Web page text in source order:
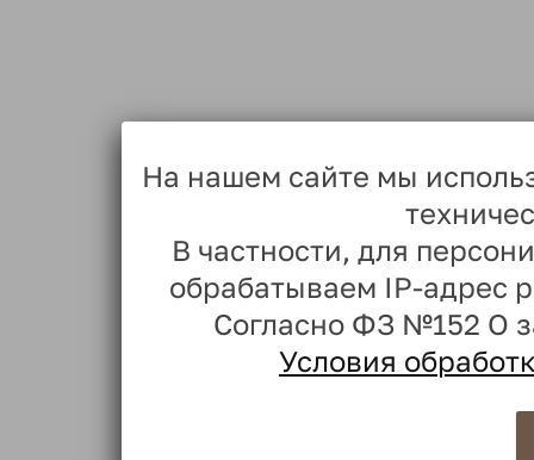
На нашем сайте мы
В частности, для
обрабатываем IP-адрес
Согласно ФЗ №152 О
Условия